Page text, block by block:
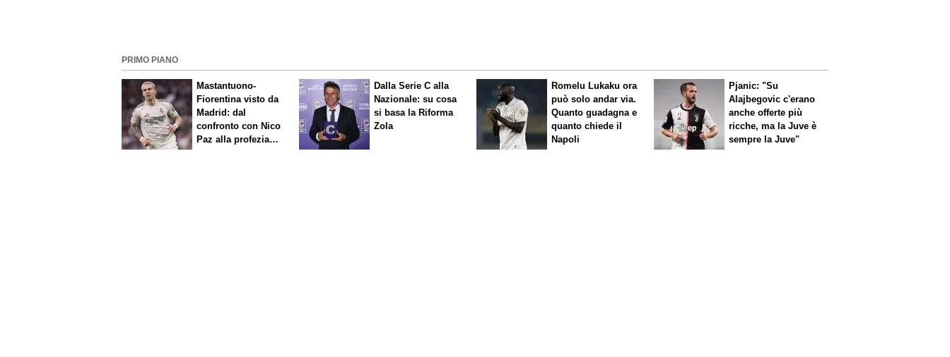
PRIMO PIANO
Mastantuono-
Fiorentina visto da
Madrid: dal
confronto con Nico
Paz alla profezia
Dalla Serie C alla
Nazionale: su cosa
si basa la Riforma
Zola
Romelu Lukaku ora
può solo andar via.
Quanto guadagna e
quanto chiede il
Napoli
Pjanic: "Su
Alajbegovic c'erano
anche offerte più
ricche, ma la Juve è
sempre la Juve"